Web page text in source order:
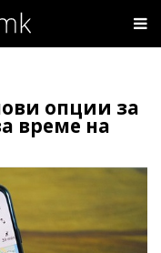
опции за
време на